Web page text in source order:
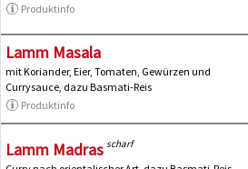
Produktinfo
Lamm Masala
mit Koriander, Eier, Tomaten, Gewürzen und
Currysauce, dazu Basmati-Reis
Produktinfo
Lamm Madras scharf